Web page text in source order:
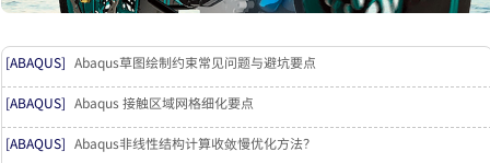
[ABAQUS] Abaqus草图绘制约束常见问题与避坑要点
[ABAQUS] Abaqus 接触区域网格细化要点
[ABAQUS] Abaqus非线性结构计算收敛慢优化方法？